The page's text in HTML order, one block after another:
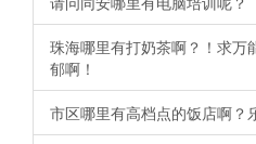
珠海哪里有打奶茶啊？！求万
郁啊！
市区哪里有高档点的饭店啊？